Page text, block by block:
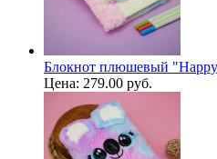
Блокнот плюшевый
Цена: 279.00 руб.